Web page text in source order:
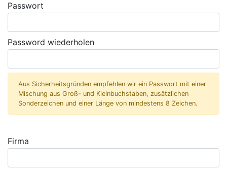
Passwort
Password wiederholen
Aus Sicherheitsgründen empfehlen wir ein Passwort mit einer
Mischung aus Groß- und Kleinbuchstaben, zusätzlichen
Sonderzeichen und einer Länge von mindestens 8 Zeichen.
Firma